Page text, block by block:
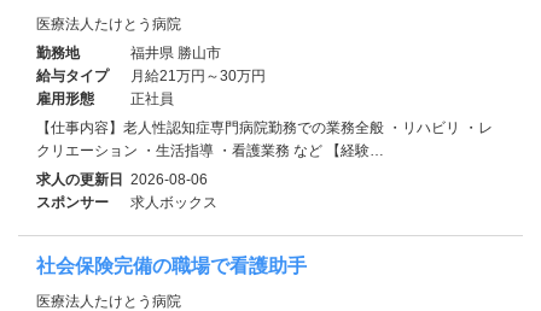
医療法人たけとう病院
勤務地
福井県 勝山市
給与タイプ
月給21万円～30万円
雇用形態
正社員
【仕事内容】老人性認知症専門病院勤務での業務全般 ・リハビリ ・レ
クリエーション ・生活指導 ・看護業務 など 【経験…
求人の更新日 2026-08-06
スポンサー
求人ボックス
社会保険完備の職場で看護助手
医療法人たけとう病院